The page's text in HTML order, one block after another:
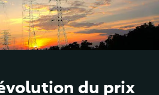
du prix